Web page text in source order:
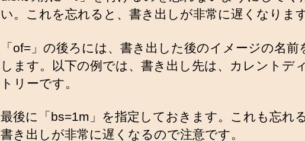
い。これを忘れると、書き出しが非常に遅くなりま
「of=」の後ろには、書き出した後のイメージの名前
します。以下の例では、書き出し先は、カレントデ
トリーです。
最後に「bs=1m」を指定しておきます。これも忘れ
書き出しが非常に遅くなるので注意です。